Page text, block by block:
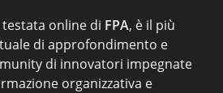
testata online di FPA, è il più
di approfondimento e
di innovatori impegnate
organizzativa e